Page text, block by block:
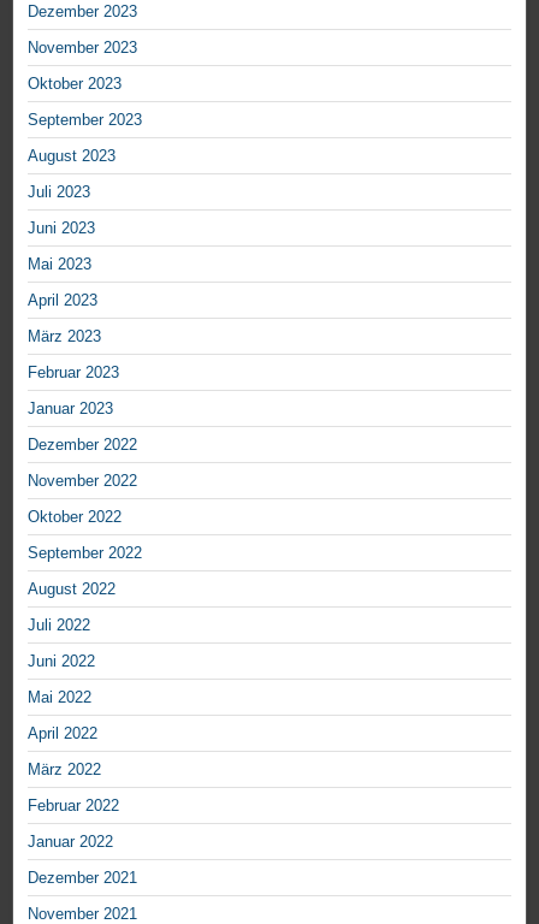
Dezember 2023
November 2023
Oktober 2023
September 2023
August 2023
Juli 2023
Juni 2023
Mai 2023
April 2023
März 2023
Februar 2023
Januar 2023
Dezember 2022
November 2022
Oktober 2022
September 2022
August 2022
Juli 2022
Juni 2022
Mai 2022
April 2022
März 2022
Februar 2022
Januar 2022
Dezember 2021
November 2021